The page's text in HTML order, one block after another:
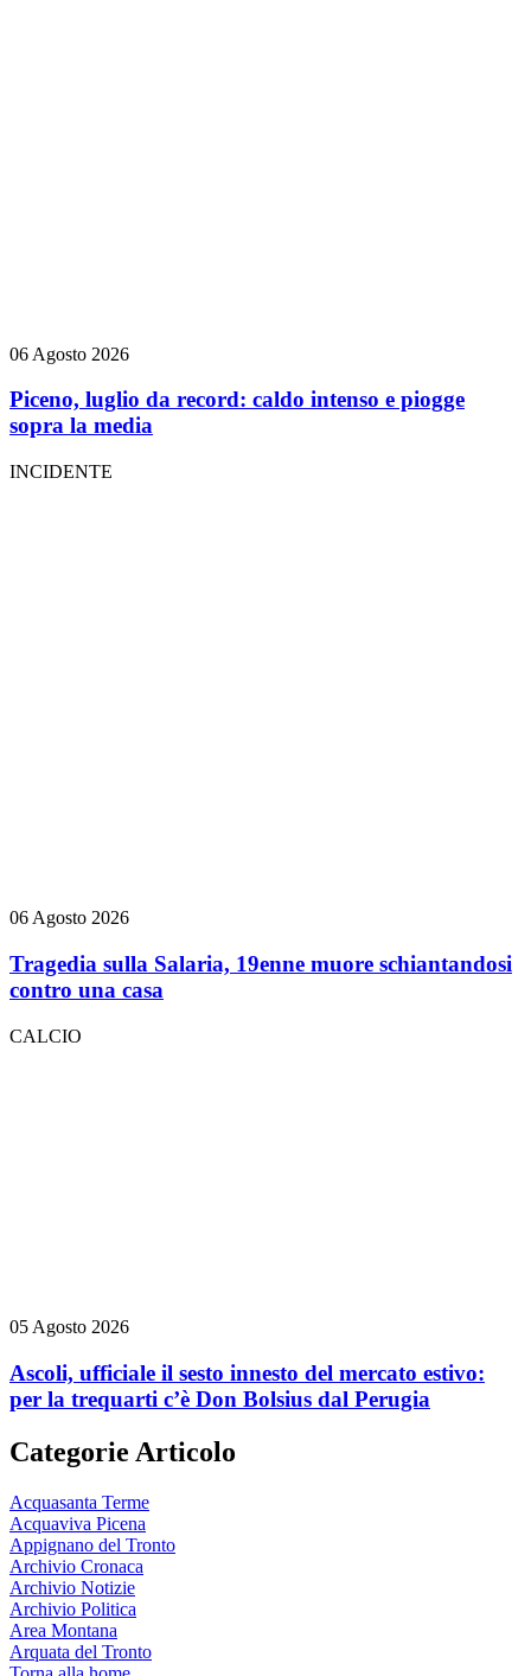
06 Agosto 2026
Piceno, luglio da record: caldo intenso e piogge
sopra la media
INCIDENTE
06 Agosto 2026
Tragedia sulla Salaria, 19enne muore schiantandosi
contro una casa
CALCIO
05 Agosto 2026
Ascoli, ufficiale il sesto innesto del mercato estivo:
per la trequarti c’è Don Bolsius dal Perugia
Categorie Articolo
Acquasanta Terme
Acquaviva Picena
Appignano del Tronto
Archivio Cronaca
Archivio Notizie
Archivio Politica
Area Montana
Arquata del Tronto